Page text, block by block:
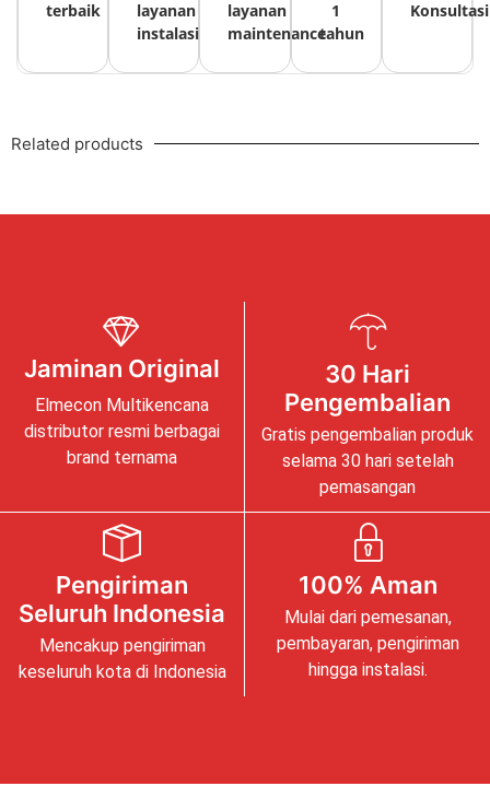
terbaik
layanan
instalasi
layanan
maintenance
1
tahun
Konsultasi
Related products
Jaminan Original
Elmecon Multikencana
distributor resmi berbagai
brand ternama
30 Hari
Pengembalian
Gratis pengembalian produk
selama 30 hari setelah
pemasangan
Pengiriman
Seluruh Indonesia
Mencakup pengiriman
keseluruh kota di Indonesia
100% Aman
Mulai dari pemesanan,
pembayaran, pengiriman
hingga instalasi.